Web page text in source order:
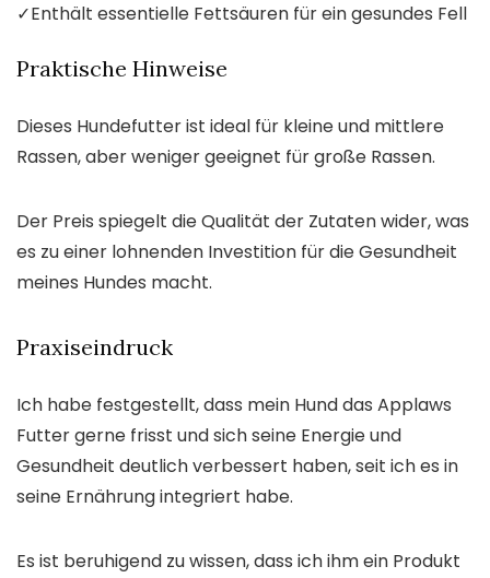
✓Enthält essentielle Fettsäuren für ein gesundes Fell
Praktische Hinweise
Dieses Hundefutter ist ideal für kleine und mittlere
Rassen, aber weniger geeignet für große Rassen.
Der Preis spiegelt die Qualität der Zutaten wider, was
es zu einer lohnenden Investition für die Gesundheit
meines Hundes macht.
Praxiseindruck
Ich habe festgestellt, dass mein Hund das Applaws
Futter gerne frisst und sich seine Energie und
Gesundheit deutlich verbessert haben, seit ich es in
seine Ernährung integriert habe.
Es ist beruhigend zu wissen, dass ich ihm ein Produkt